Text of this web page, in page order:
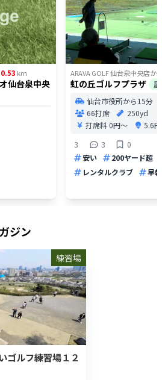
0.53 km
仙台泉中央
ARAVA GOLF 仙台泉中央店か
虹の丘ゴルフプラザ
仙台市役所から15分
66打席
250yd
打席料0円〜
5.6
3
3
0
安い
200ヤード超
レンタルクラブ
早朝
ジン
練習場
ゴルフ練習場１２